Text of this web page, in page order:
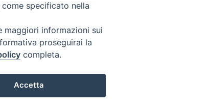
specificato nella
maggiori informazioni sui
proseguirai la
completa.
Accetta